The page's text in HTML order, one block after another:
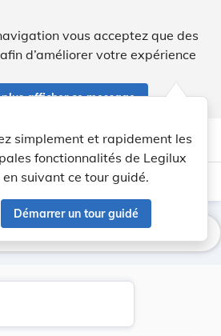
vous acceptez que des
d’améliorer votre expérience
afficher ce message
account_circle help Aide
simplement et rapidement les
fonctionnalités de Legilux
en suivant ce tour guidé.
Démarrer un tour guidé
light_mode dark_mode